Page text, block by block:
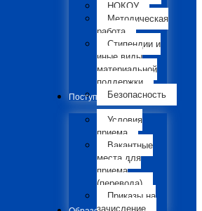
НОКОУ
Методическая
работа
Стипендии и
иные виды
материальной
поддержки
Безопасность
Поступающим
Условия
приема
Вакантные
места для
приема
(перевода)
Приказы на
зачисление